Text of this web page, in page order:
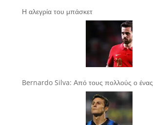
Η αλεγρία του μπάσκετ
Bernardo Silva: Από τους πολλούς ο ένας